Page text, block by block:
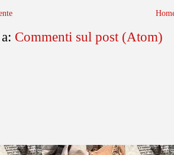
Commenti sul post (Atom)